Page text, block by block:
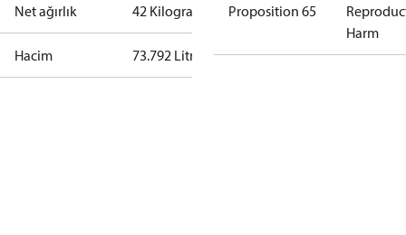
Net ağırlık 42 Kilogram
Hacim 73.792 Litre
Proposition 65
Harm